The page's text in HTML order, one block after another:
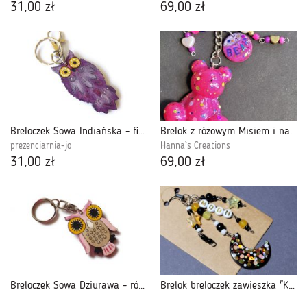
31,00 zł 69,00 zł
Breloczek Sowa Indiańska - fioletowa
prezenciarnia-jo
31,00 zł
Brelok z różowym Misiem i napisem z żywicy do kluczy, torebki, plecaka
Hanna`s Creations
69,00 zł
Breloczek Sowa Dziurawa - różowa Brelok breloczek zawieszka "Księżyc" czarno-złoty z żywicy do telefonu / torebki / plecaka